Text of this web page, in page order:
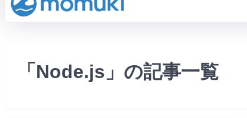
「Node.js」の記事一覧